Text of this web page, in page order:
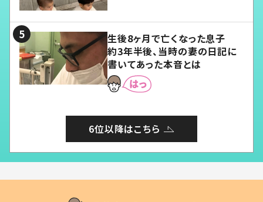
生後8ヶ月で亡くなった息子
約3年半後、当時の妻の日記に
書いてあった本音とは
6位以降はこちら